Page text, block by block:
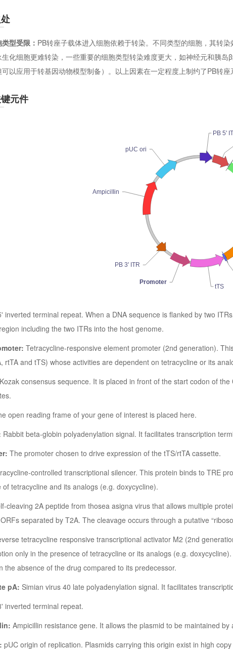
型受限： PB转座子载体进入细胞依赖于转染。不同类型的细胞，其转
化细胞更难转染，一些重要的细胞类型转染难度更大，如神经元和胰
以应用于转基因动物模型制备）。以上因素在一定程度上制约了PB转座
元件
PB 5'
tTS
Promoter
PB 3' ITR
AmpiciIIin
pUC ori
inverted terminal repeat. When a DNA sequence is flanked by two
including the two ITRs into the host genome.
Tetracycline-responsive element promoter (2nd generation).
rtTA and tTS) whose activities are dependent on tetracycline or its
Kozak consensus sequence. It is placed in front of the start codon of
open reading frame of your gene of interest is placed here.
Rabbit beta-globin polyadenylation signal. It facilitates transcription
The promoter chosen to drive expression of the tTS/rtTA cassette.
controlled transcriptional silencer. This protein binds to TRE
of tetracycline and its analogs (e.g. doxycycline).
cleaving 2A peptide from thosea asigna virus that allows multiple
separated by T2A. The cleavage occurs through a putative
tetracycline responsive transcriptional activator M2 (2nd
only in the presence of tetracycline or its analogs (e.g.
the absence of the drug compared to its predecessor.
pA: Simian virus 40 late polyadenylation signal. It facilitates
inverted terminal repeat.
Ampicillin resistance gene. It allows the plasmid to be maintained by
pUC origin of replication. Plasmids carrying this origin exist in high